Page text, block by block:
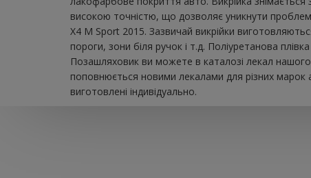
високою точністю, що дозволяє уникнути
X4 M Sport 2015. Зазвичай викрійки
пороги, зони біля ручок і т.д. Поліуретанова
Позашляховик ви можете в каталозі лекал
поповнюється новими лекалами для різних
виготовлені індивідуально.